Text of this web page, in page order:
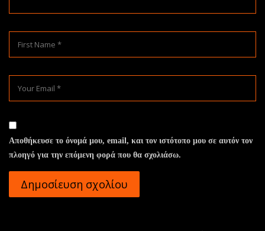
Αποθήκευσε το όνομά μου, email, και τον ιστότοπο μου σε αυτόν τον
πλοηγό για την επόμενη φορά που θα σχολιάσω.